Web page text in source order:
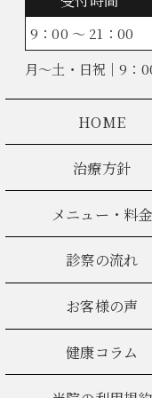
9：00 ～ 21：00
月～土・日祝｜9：
HOME
治療方針
メニュー・料金
診察の流れ
お客様の声
健康コラム